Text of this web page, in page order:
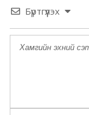
Бүртгүүлэх